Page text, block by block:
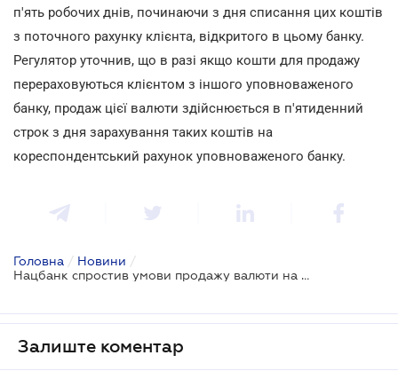
п'ять робочих днів, починаючи з дня списання цих коштів
з поточного рахунку клієнта, відкритого в цьому банку.
Регулятор уточнив, що в разі якщо кошти для продажу
перераховуються клієнтом з іншого уповноваженого
банку, продаж цієї валюти здійснюється в п'ятиденний
строк з дня зарахування таких коштів на
кореспондентський рахунок уповноваженого банку.
Головна / Новини /
Нацбанк спростив умови продажу валюти на міжбанку
Залиште коментар